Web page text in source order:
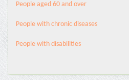
People aged 60 and over
People with chronic diseases
People with disabilities